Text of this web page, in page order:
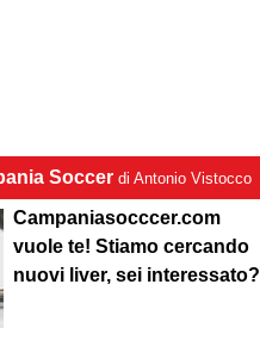
Soccer di Antonio Vistocco
Campaniasocccer.com
vuole te! Stiamo cercando
nuovi liver, sei interessato?